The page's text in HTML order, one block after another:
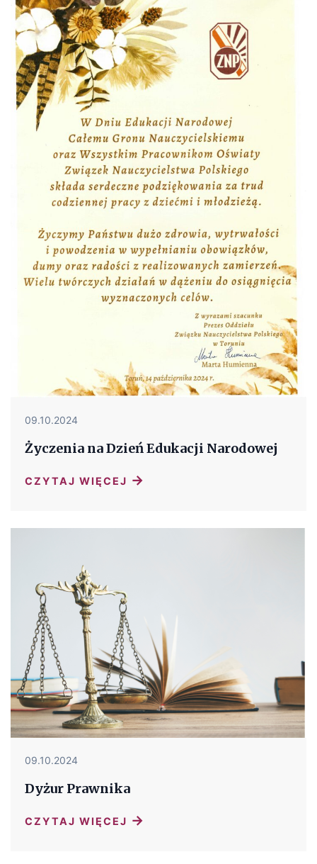
09.10.2024
Życzenia na Dzień Edukacji Narodowej
CZYTAJ WIĘCEJ →
09.10.2024
Dyżur Prawnika
CZYTAJ WIĘCEJ →